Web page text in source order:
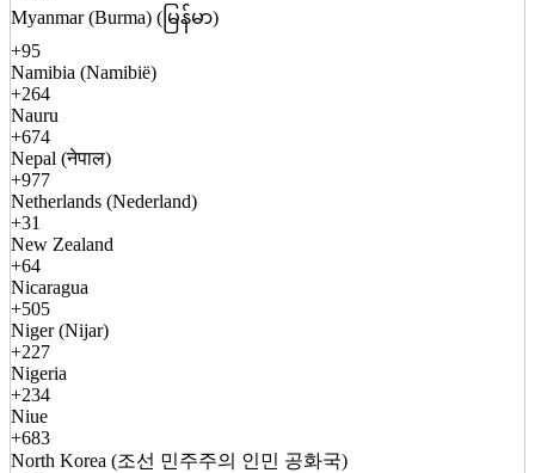
Myanmar (Burma) (မြန်မာ)
+95
Namibia (Namibië)
+264
Nauru
+674
Nepal (नेपाल)
+977
Netherlands (Nederland)
+31
New Zealand
+64
Nicaragua
+505
Niger (Nijar)
+227
Nigeria
+234
Niue
+683
North Korea (조선 민주주의 인민 공화국)